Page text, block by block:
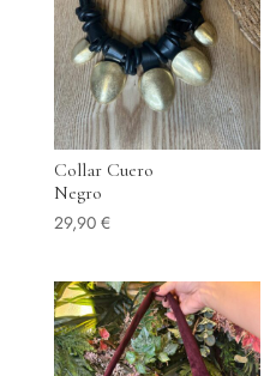
Collar Cuero
Negro
29,90 €